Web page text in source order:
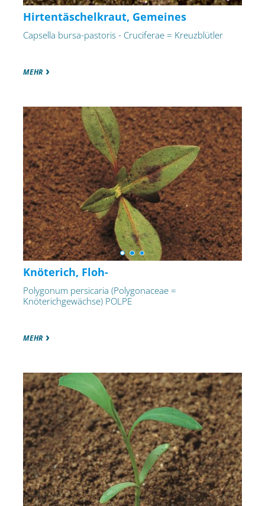
Hirtentäschelkraut, Gemeines
Capsella bursa-pastoris - Cruciferae = Kreuzblütler
MEHR
Knöterich, Floh-
Polygonum persicaria (Polygonaceae =
Knöterichgewächse) POLPE
MEHR